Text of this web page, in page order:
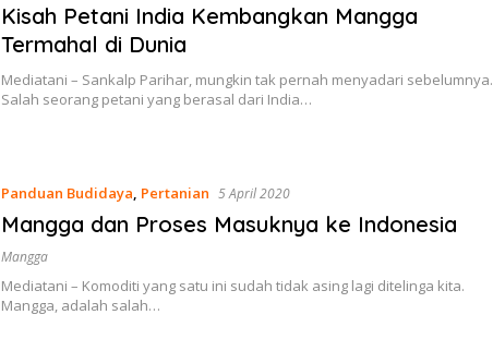
Kisah Petani India Kembangkan Mangga
Termahal di Dunia
Mediatani – Sankalp Parihar, mungkin tak pernah menyadari sebelumnya.
Salah seorang petani yang berasal dari India…
Panduan Budidaya, Pertanian 5 April 2020
Mangga dan Proses Masuknya ke Indonesia
Mangga
Mediatani – Komoditi yang satu ini sudah tidak asing lagi ditelinga kita.
Mangga, adalah salah…